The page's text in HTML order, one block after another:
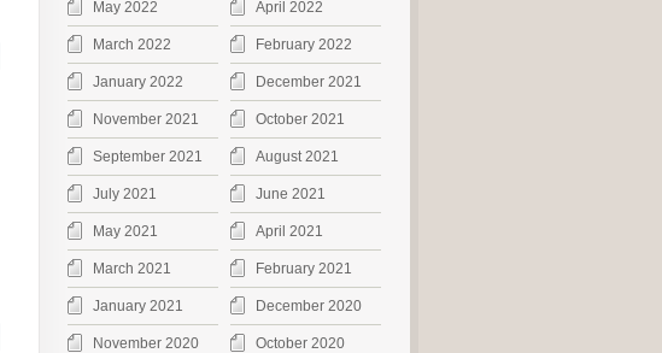
May 2022 April 2022
March 2022 February 2022
January 2022 December 2021
November 2021 October 2021
September 2021 August 2021
July 2021 June 2021
May 2021 April 2021
March 2021 February 2021
January 2021 December 2020
November 2020 October 2020